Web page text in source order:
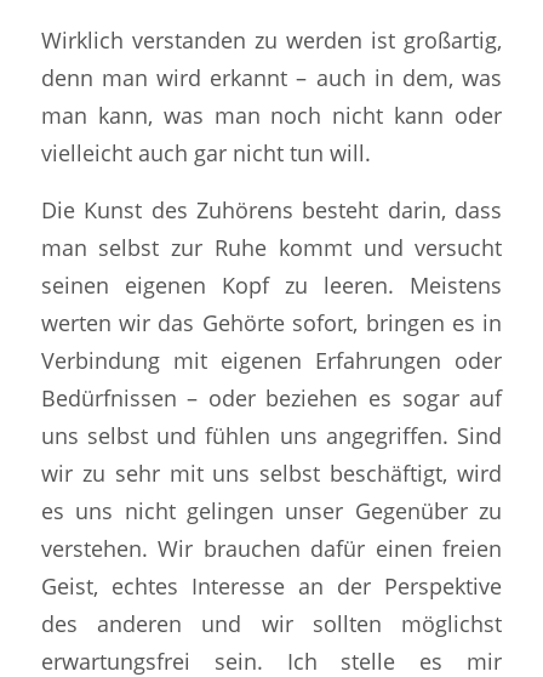
Wirklich verstanden zu werden ist großartig,
denn man wird erkannt – auch in dem, was
man kann, was man noch nicht kann oder
vielleicht auch gar nicht tun will.
Die Kunst des Zuhörens besteht darin, dass
man selbst zur Ruhe kommt und versucht
seinen eigenen Kopf zu leeren. Meistens
werten wir das Gehörte sofort, bringen es in
Verbindung mit eigenen Erfahrungen oder
Bedürfnissen – oder beziehen es sogar auf
uns selbst und fühlen uns angegriffen. Sind
wir zu sehr mit uns selbst beschäftigt, wird
es uns nicht gelingen unser Gegenüber zu
verstehen. Wir brauchen dafür einen freien
Geist, echtes Interesse an der Perspektive
des anderen und wir sollten möglichst
erwartungsfrei sein. Ich stelle es mir